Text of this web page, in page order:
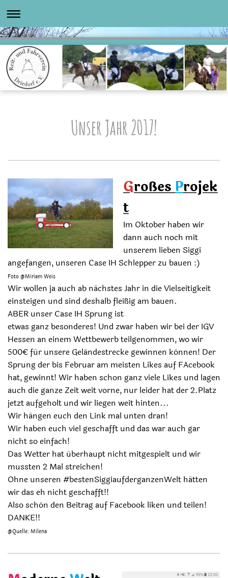
Unser Jahr 2017!
GroßesProjek
t
Im Oktober haben wir
dann auch noch mit
unserem lieben Siggi
angefangen, unseren Case IH Schlepper zu bauen :)
Foto @Miriam Weis
Wir wollen ja auch ab nächstes Jahr in die Vielseitigkeit
einsteigen und sind deshalb fleißig am bauen.
ABER unser Case IH Sprung ist
etwas ganz besonderes! Und zwar haben wir bei der IGV
Hessen an einem Wettbewerb teilgenommen, wo wir
500€ für unsere Geländestrecke gewinnen können! Der
Sprung der bis Februar am meisten Likes auf FAcebook
hat, gewinnt! Wir haben schon ganz viele Likes und lagen
auch die ganze Zeit weit vorne, nur leider hat der 2.Platz
jetzt aufgeholt und wir liegen weit hinten...
Wir hängen euch den Link mal unten dran!
Wir haben euch viel geschafft und das war auch gar
nicht so einfach!
Das Wetter hat überhaupt nicht mitgespielt und wir
mussten 2 Mal streichen!
Ohne unseren #bestenSiggiaufderganzenWelt hätten
wir das eh nicht geschafft!!
Also schön den Beitrag auf Facebook liken und teilen!
DANKE!!
@Quelle: Milena